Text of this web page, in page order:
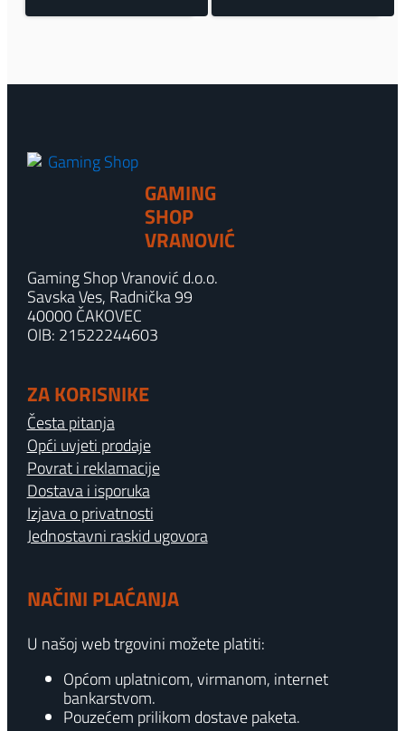
GAMING
SHOP
VRANOVIĆ
Gaming Shop Vranović d.o.o.
Savska Ves, Radnička 99
40000 ČAKOVEC
OIB: 21522244603
ZA KORISNIKE
Česta pitanja
Opći uvjeti prodaje
Povrat i reklamacije
Dostava i isporuka
Izjava o privatnosti
Jednostavni raskid ugovora
NAČINI PLAĆANJA
U našoj web trgovini možete platiti:
Općom uplatnicom, virmanom, internet
bankarstvom.
Pouzećem prilikom dostave paketa.